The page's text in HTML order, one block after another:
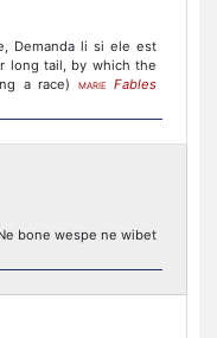
Demanda li si ele est
long tail, by which the
a race)
MARIE
Fables
bone wespe ne wibet